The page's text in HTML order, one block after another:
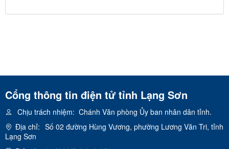
Cổng thông tin điện tử tỉnh Lạng Sơn
Chịu trách nhiệm: Chánh Văn phòng Ủy ban nhân dân tỉnh.
Địa chỉ: Số 02 đường Hùng Vương, phường Lương Văn Tri, tỉnh
Lạng Sơn